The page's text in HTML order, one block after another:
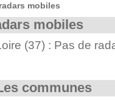
mobiles
mobiles
(37) : Pas de
communes